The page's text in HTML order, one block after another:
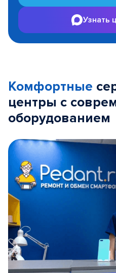
Узнать
Комфортные
центры с
оборудованием